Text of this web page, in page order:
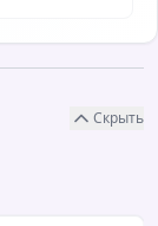
Скрыть